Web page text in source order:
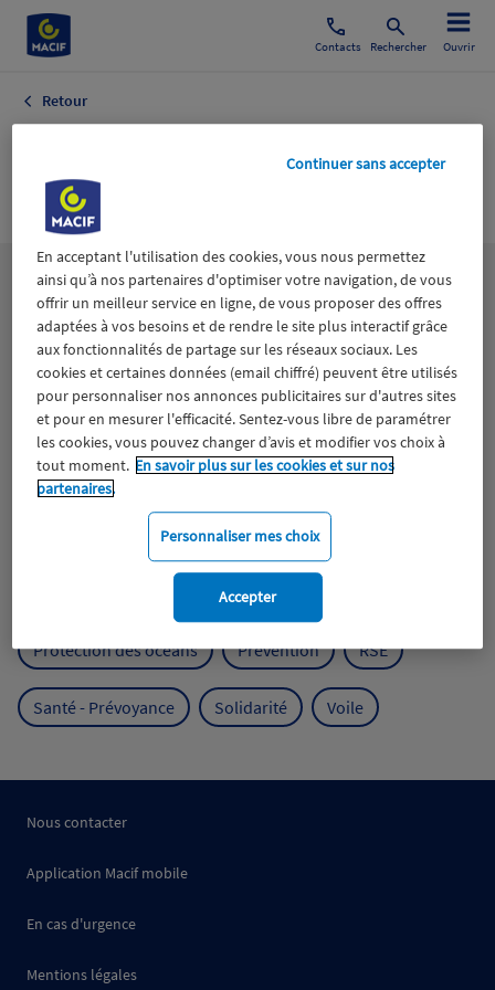
Contacts Rechercher Ouvrir
Retour
Voile
Lesthématiques
Aidants Catastrophes naturelles Climat
Engagement Epargne ESS
Expérience clients Fondation Macif Jeunesse
Mutualisme
Protection de l'environnement
Protection des océans Prévention RSE
Santé - Prévoyance Solidarité Voile
Nous contacter
Application Macif mobile
En cas d'urgence
Mentions légales
En acceptant l'utilisation des cookies, vous nous permettez
ainsi qu’à nos partenaires d'optimiser votre navigation, de vous
offrir un meilleur service en ligne, de vous proposer des offres
adaptées à vos besoins et de rendre le site plus interactif grâce
aux fonctionnalités de partage sur les réseaux sociaux. Les
cookies et certaines données (email chiffré) peuvent être utilisés
pour personnaliser nos annonces publicitaires sur d'autres sites
et pour en mesurer l'efficacité. Sentez-vous libre de paramétrer
les cookies, vous pouvez changer d’avis et modifier vos choix à
tout moment. En savoir plus sur les cookies et sur nos
partenaires.
Personnaliser mes choix
Continuer sans accepter
Accepter